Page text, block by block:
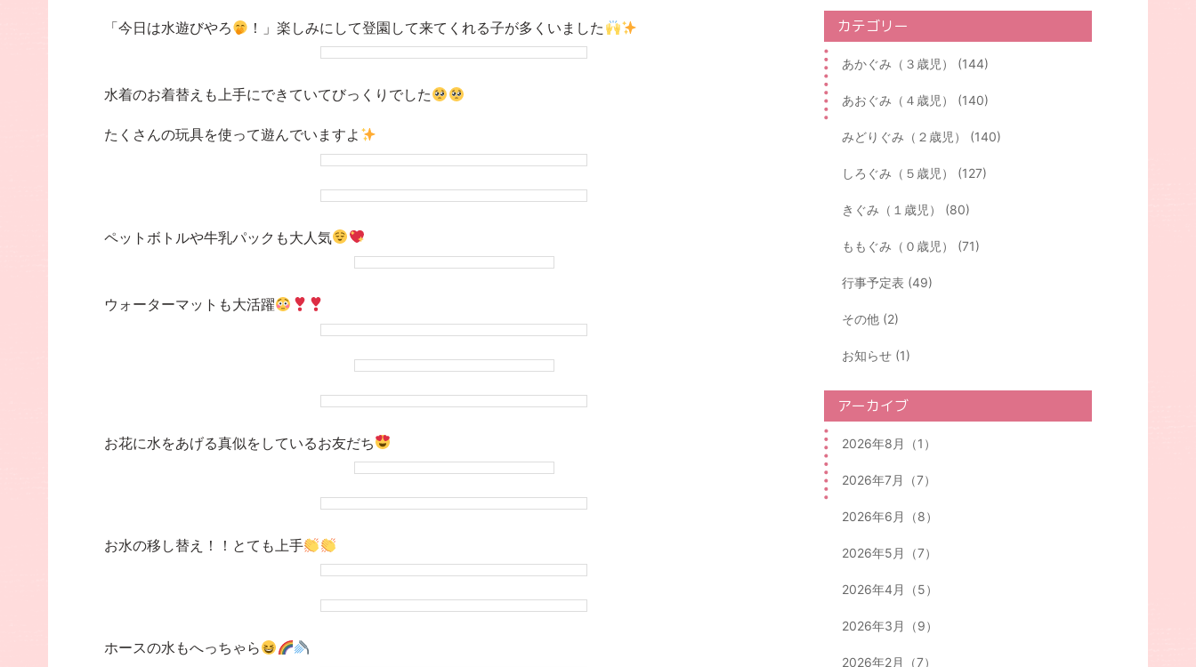
「今日は水遊びやろ ！」楽しみにして登園して来てくれる子が多くいました
水着のお着替えも上手にできていてびっくりでした
たくさんの玩具を使って遊んでいますよ
ペットボトルや牛乳パックも大人気
ウォーターマットも大活躍
お花に水をあげる真似をしているお友だち
お水の移し替え！！とても上手
ホースの水もへっちゃら
カテゴリー
あかぐみ（３歳児） (144)
あおぐみ（４歳児） (140)
みどりぐみ（２歳児） (140)
しろぐみ（５歳児） (127)
きぐみ（１歳児） (80)
ももぐみ（０歳児） (71)
行事予定表 (49)
その他 (2)
お知らせ (1)
アーカイブ
2026年8月（1）
2026年7月（7）
2026年6月（8）
2026年5月（7）
2026年4月（5）
2026年3月（9）
2026年2月（7）